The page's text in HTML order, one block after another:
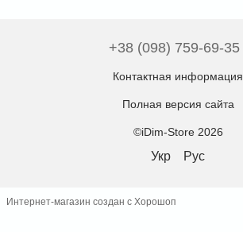
+38 (098) 759-69-35
Контактная информация
Полная версия сайта
©iDim-Store 2026
Укр Рус
Интернет-магазин создан с Хорошоп